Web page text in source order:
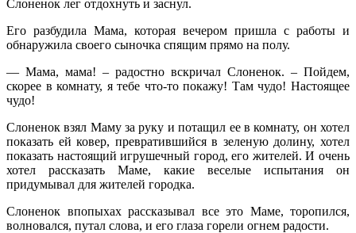
Слоненок лег отдохнуть и заснул.
Его разбудила Мама, которая вечером пришла с работы и
обнаружила своего сыночка спящим прямо на полу.
— Мама, мама! – радостно вскричал Слоненок. – Пойдем,
скорее в комнату, я тебе что-то покажу! Там чудо! Настоящее
чудо!
Слоненок взял Маму за руку и потащил ее в комнату, он хотел
показать ей ковер, превратившийся в зеленую долину, хотел
показать настоящий игрушечный город, его жителей. И очень
хотел рассказать Маме, какие веселые испытания он
придумывал для жителей городка.
Слоненок впопыхах рассказывал все это Маме, торопился,
волновался, путал слова, и его глаза горели огнем радости.